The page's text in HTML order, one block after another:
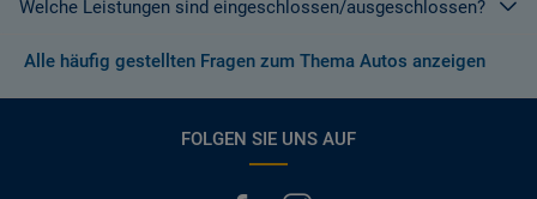
Sonderangebot informiert, bei dem ein zusätzlicher Fahrer
Derzeit ist der Mindestzeitraum für eine Autoanmietung 24
Welche Leistungen sind eingeschlossen/ausgeschlossen?
Normalerweise werden Ihnen in den AGB's die Leistungen beim
Abschluss der Buchung aufgezeigt. Wenn nicht anders
(Normalerweise mit SB)
Die folgenden Leistungen sind normalerweise im Mietpreis
Alle häufig gestellten Fragen zum Thema Autos anzeigen
FOLGEN SIE UNS AUF